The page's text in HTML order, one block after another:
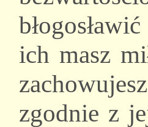
ich masz
zgodnie z